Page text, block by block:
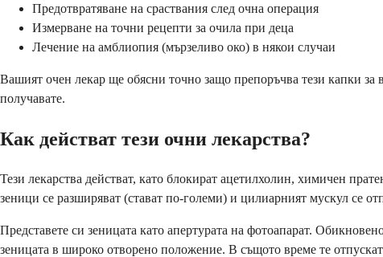
Предотвратяване на сраствания след очна операция
Измерване на точни рецепти за очила при деца
Лечение на амблиопия (мързеливо око) в някои случаи
Вашият очен лекар ще обясни точно защо препоръчва тези капки за
получавате.
Как действат тези очни лекарства?
Тези лекарства действат, като блокират ацетилхолин, химичен
зеници се разширяват (стават по-големи) и цилиарният мускул се
Представете си зеницата като апертурата на фотоапарат.
зеницата в широко отворено положение. В същото време те